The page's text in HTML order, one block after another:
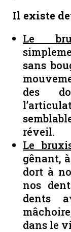
Il existe
Le
sans
des
réveil.
Le
gênant,
dort à
nos
dents
dans le